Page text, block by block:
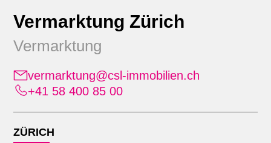
Vermarktung Zürich
Vermarktung
vermarktung@csl-immobilien.ch
+41 58 400 85 00
ZÜRICH
Position